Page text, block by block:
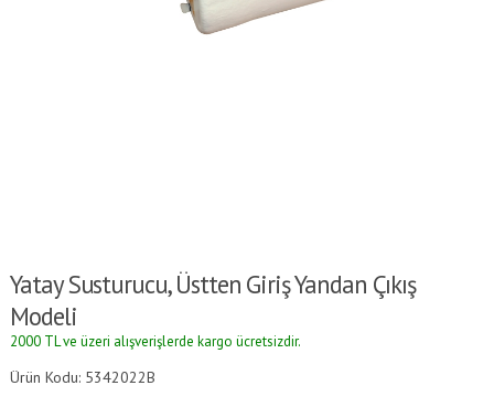
Yatay Susturucu, Üstten Giriş Yandan Çıkış
Modeli
2000 TL ve üzeri alışverişlerde kargo ücretsizdir.
Ürün Kodu: 5342022B